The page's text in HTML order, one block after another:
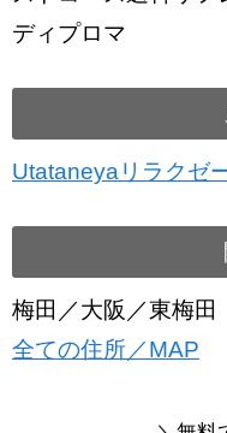
ディプロマ
Utataneyaリラクゼ
梅田／大阪／東梅田
全ての住所／MAP